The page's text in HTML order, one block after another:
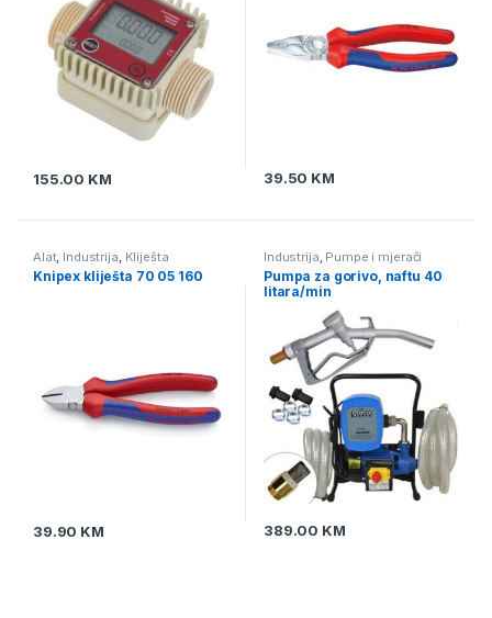
155.00 KM 39.50 KM
Alat, Industrija Kliješta
Knipex kliješta 70 05 160
39.90 KM
Industrija Pumpe i mjerači
protika tekućine, Pumpe za
naftu
Pumpa za gorivo, naftu 40
litara/min
389.00 KM